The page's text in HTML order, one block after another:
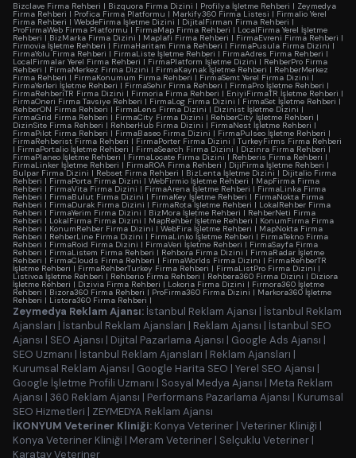
Bizclave Firma Rehberi | Bizquora Firma Dizini | Profilya İşletme Rehberi | Zeymedya
Firma Rehberi | Profica Firma Platformu | Markify360 Firma Listesi | Firmalio Yerel
Firma Rehberi | WebdeFirma İşletme Dizini | DijitalFirman Firma Rehberi |
ProFirmaWeb Firma Platformu | FirmaMap Firma Rehberi | LocalFirma Yerel İşletme
Rehberi | BizMarka Firma Dizini | Maplafi Firma Rehberi | FirmaEvreni Firma Rehberi |
Firmovia İşletme Rehberi | FirmaHaritam Firma Rehberi | FirmaPusula Firma Dizini |
FirmaYolu Firma Rehberi | FirmaListe İşletme Rehberi | FirmaAdres Firma Rehberi |
LocalFirmalar Yerel Firma Rehberi | FirmaPlatform İşletme Dizini | RehberPro Firma
Rehberi | FirmaMerkez Firma Dizini | FirmaKaynak İşletme Rehberi | RehberMerkez
Firma Rehberi | FirmaKonumum Firma Rehberi | FirmaSemt Yerel Firma Dizini |
FirmaYerleri İşletme Rehberi | FirmaSehir Firma Rehberi | FirmaPro İşletme Rehberi |
FirmaRehberiTR Firma Dizini | Firmoria Firma Rehberi | EniyiFirmaTR İşletme Rehberi |
FirmaOneri Firma Tavsiye Rehberi | FirmaLog Firma Dizini |FirmaSet İşletme Rehberi |
RehberON Firma Rehberi | FirmaLens Firma Dizini | Dizinist İşletme Dizini |
FirmaGrid Firma Rehberi | FirmaCity Firma Dizini | RehberCity İşletme Rehberi |
DizinSite Firma Rehberi | RehberHub Firma Dizini | FirmaNest İşletme Rehberi |
FirmaPilot Firma Rehberi | FirmaBaseo Firma Dizini | FirmaPulseo İşletme Rehberi |
FirmaRehberist Firma Rehberi | FirmaPorter Firma Dizini | TurkeyFirms Firma Rehberi
| FirmaPortalio İşletme Rehberi | FirmaSearch Firma Dizini | Dizinra Firma Rehberi |
FirmaPlaneo İşletme Rehberi | FirmaLocate Firma Dizini | Rehberis Firma Rehberi |
FirmaLinker İşletme Rehberi | FirmaROA Firma Rehberi | DijiFirma İşletme Rehberi |
Bulpar Firma Dizini | Rebset Firma Rehberi | BizLenta İşletme Dizini | Dijitalio Firma
Rehberi | FirmaPorta Firma Dizini | WebFirmio İşletme Rehberi | MapFirma Firma
Rehberi | FirmaVita Firma Dizini | FirmaArena İşletme Rehberi | FirmaLinka Firma
Rehberi | FirmaBulut Firma Dizini | FirmaKey İşletme Rehberi | FirmaNokta Firma
Rehberi | FirmaDurak Firma Dizini | FirmaRota İşletme Rehberi | LokalRehber Firma
Rehberi | FirmaYerim Firma Dizini | BizMora İşletme Rehberi | RehberNeti Firma
Rehberi | LokalFirma Firma Dizini | MapRehber İşletme Rehberi | KonumFirma Firma
Rehberi | KonumRehber Firma Dizini | WebFira İşletme Rehberi | MapNokta Firma
Rehberi | RehberLine Firma Dizini | FirmaLinko İşletme Rehberi | FirmaTekno Firma
Rehberi | FirmaRoid Firma Dizini | FirmaVeri İşletme Rehberi | FirmaSayfa Firma
Rehberi | FirmaListem Firma Rehberi | Rehbora Firma Dizini | FirmaRadar İşletme
Rehberi | FirmaClouds Firma Rehberi | FirmaWorlds Firma Dizini | FirmaRehberTR
İşletme Rehberi | FirmaRehberTurkey Firma Rehberi | FirmaListPro Firma Dizini |
Listivoa İşletme Rehberi | Rehberio Firma Rehberi | Rehbera360 Firma Dizini | Diziora
İşletme Rehberi | Dizivia Firma Rehberi | Lokoria Firma Dizini | Firmora360 İşletme
Rehberi | Bizora360 Firma Rehberi | ProFirma360 Firma Dizini | Markora360 İşletme
Rehberi | Listora360 Firma Rehberi |
Zeymedya Reklam Ajansı: İstanbul Reklam Ajansı | İstanbul Reklam
Ajansları | İstanbul Reklam Ajansları | Reklam Ajansı | İstanbul SEO
Ajansı | SEO Ajansı | Dijital Pazarlama Ajansı | Google Ads Ajansı |
SEO Uzmanı | İstanbul Reklam Ajansları | Reklam Ajansları |
Kurumsal Reklam Ajansı | Google Harita SEO | Yerel SEO Ajansı |
Google İşletme Profili Uzmanı | Sosyal Medya Ajansı | Meta Reklam
Ajansı | 360 Reklam Ajansı | Performans Pazarlama Ajansı | Kurumsal
SEO Hizmetleri | ZEYMEDYA Reklam Ajansı
İKONYUM Veteriner Kliniği: Konya Veteriner | Veteriner Kliniği |
Konya Veteriner Kliniği | Meram Veteriner | Selçuklu Veteriner |
Karatay Veteriner